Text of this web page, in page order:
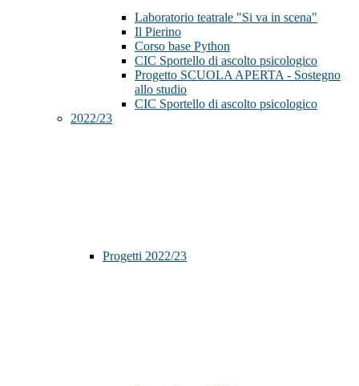
Laboratorio teatrale "Si va in scena"
Il Pierino
Corso base Python
CIC Sportello di ascolto psicologico
Progetto SCUOLA APERTA - Sostegno
allo studio
CIC Sportello di ascolto psicologico
2022/23
Progetti 2022/23